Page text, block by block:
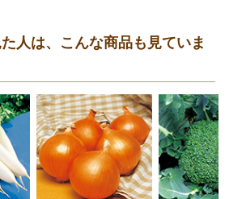
人は、こんな商品も見ていま